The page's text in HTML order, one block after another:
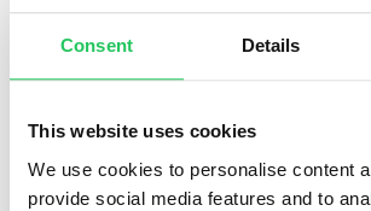
Consent Details
This website uses cookies
We use cookies to personalise content
provide social media features and to